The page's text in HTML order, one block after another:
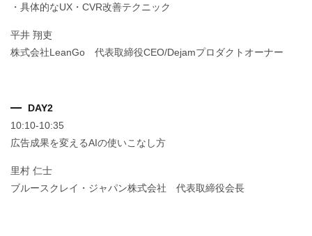
・具体的なUX・CVR改善テクニック
平井 翔吏
株式会社LeanGo 代表取締役CEO/Dejamプロダクトオーナー
DAY2
10:10-10:35
広告成果を変えるAIの使いこなし方
里村 仁士
ブルースクレイ・ジャパン株式会社 代表取締役会長